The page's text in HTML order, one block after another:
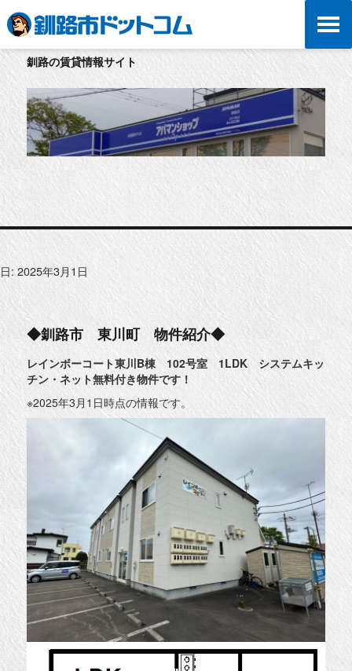
釧路の賃貸情報サイト
日: 2025年3月1日
◆釧路市 東川町 物件紹介◆
レインボーコート東川B棟 102号室 1LDK システムキッ
チン・ネット無料付き物件です！
※2025年3月1日時点の情報です。